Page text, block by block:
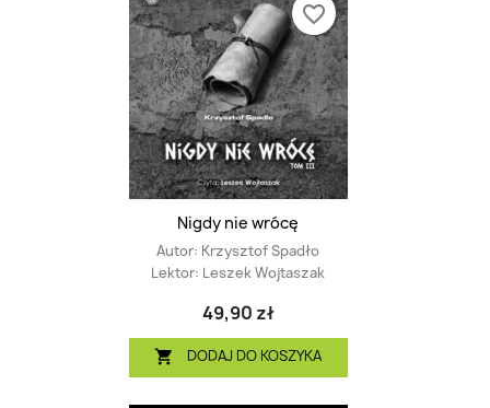
Nigdy nie wrócę
Autor: Krzysztof Spadło
Lektor: Leszek Wojtaszak
49,90 zł
 DODAJ DO KOSZYKA
favorite_border